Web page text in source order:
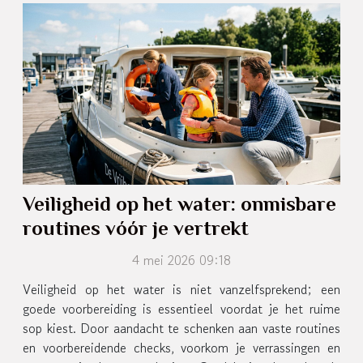
Veiligheid op het water: onmisbare
routines vóór je vertrekt
4 mei 2026 09:18
Veiligheid op het water is niet vanzelfsprekend; een
goede voorbereiding is essentieel voordat je het ruime
sop kiest. Door aandacht te schenken aan vaste routines
en voorbereidende checks, voorkom je verrassingen en